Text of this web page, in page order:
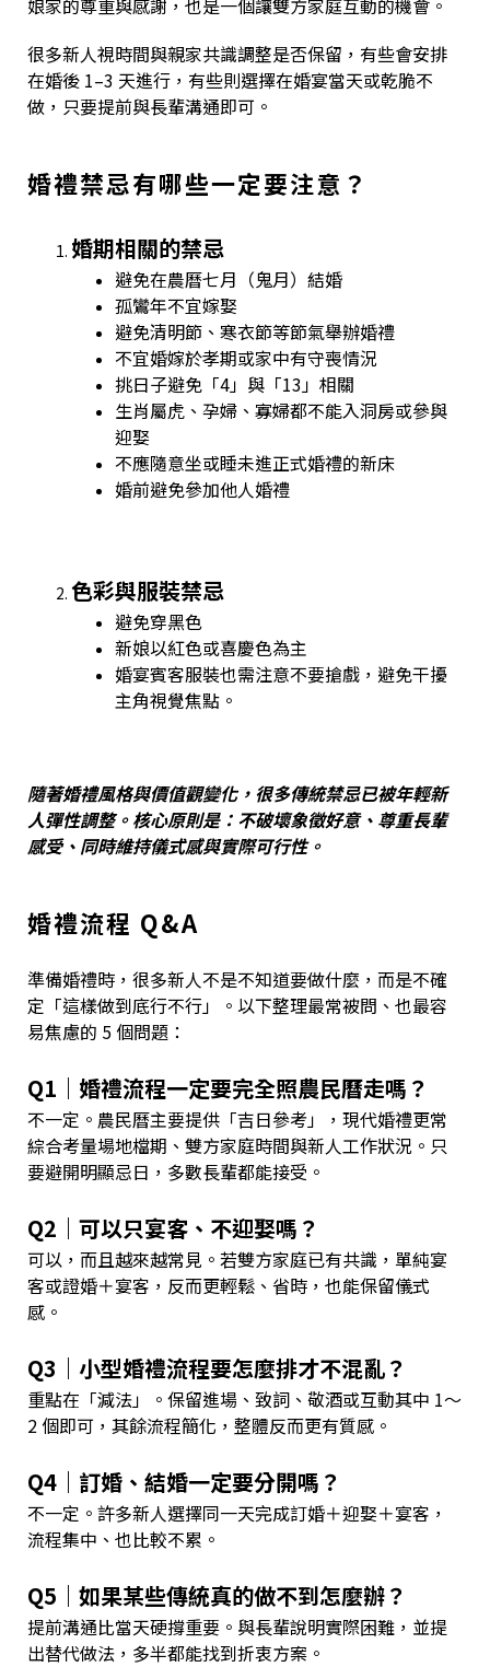
很多新人視時間與親家共識調整是否保留，有些會安排
在婚後 1–3 天進行，有些則選擇在婚宴當天或乾脆不
做，只要提前與長輩溝通即可。
婚禮禁忌有哪些一定要注意？
婚期相關的禁忌
避免在農曆七月（鬼月）結婚
孤鸞年不宜嫁娶
避免清明節、寒衣節等節氣舉辦婚禮
不宜婚嫁於孝期或家中有守喪情況
挑日子避免「4」與「13」相關
生肖屬虎、孕婦、寡婦都不能入洞房或參與
迎娶
不應隨意坐或睡未進正式婚禮的新床
婚前避免參加他人婚禮
色彩與服裝禁忌
避免穿黑色
新娘以紅色或喜慶色為主
婚宴賓客服裝也需注意不要搶戲，避免干擾
主角視覺焦點。
隨著婚禮風格與價值觀變化，很多傳統禁忌已被年輕新
人彈性調整。核心原則是：不破壞象徵好意、尊重長輩
感受、同時維持儀式感與實際可行性。
婚禮流程 Q&A
準備婚禮時，很多新人不是不知道要做什麼，而是不確
定「這樣做到底行不行」。以下整理最常被問、也最容
易焦慮的 5 個問題：
Q1｜婚禮流程一定要完全照農民曆走嗎？
不一定。農民曆主要提供「吉日參考」，現代婚禮更常
綜合考量場地檔期、雙方家庭時間與新人工作狀況。只
要避開明顯忌日，多數長輩都能接受。
Q2｜可以只宴客、不迎娶嗎？
可以，而且越來越常見。若雙方家庭已有共識，單純宴
客或證婚＋宴客，反而更輕鬆、省時，也能保留儀式
感。
Q3｜小型婚禮流程要怎麼排才不混亂？
重點在「減法」。保留進場、致詞、敬酒或互動其中 1～
2 個即可，其餘流程簡化，整體反而更有質感。
Q4｜訂婚、結婚一定要分開嗎？
不一定。許多新人選擇同一天完成訂婚＋迎娶＋宴客，
流程集中、也比較不累。
Q5｜如果某些傳統真的做不到怎麼辦？
提前溝通比當天硬撐重要。與長輩說明實際困難，並提
出替代做法，多半都能找到折衷方案。